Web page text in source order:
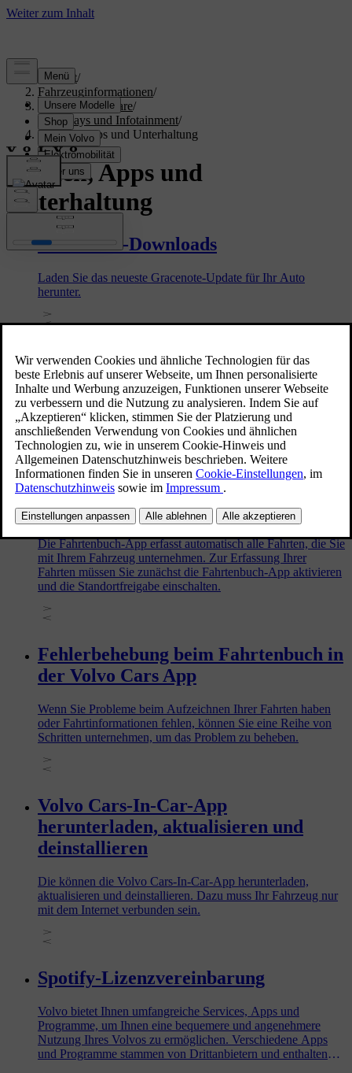
Support/
Fahrzeuginformationen/
Fahrzeug-Software/
Displays und Infotainment/
Medien, Apps und Unterhaltung
Medien, Apps und
Unterhaltung
Gracenote-Downloads
Laden Sie das neueste Gracenote-Update für Ihr Auto
herunter.
Apple Music in Ihrem Fahrzeug
Mit der Apple Music-App für das Fahrzeug können Sie im
Fahrzeug nach Belieben Titel, Wiedergabelisten und Live-
Radio hören.
Fahrtenbuch-App für Fahrzeug
einrichten
Die Fahrtenbuch-App erfasst automatisch alle Fahrten, die Sie
mit Ihrem Fahrzeug unternehmen. Zur Erfassung Ihrer
Fahrten müssen Sie zunächst die Fahrtenbuch-App aktivieren
und die Standortfreigabe einschalten.
Fehlerbehebung beim Fahrtenbuch in
der Volvo Cars App
Wenn Sie Probleme beim Aufzeichnen Ihrer Fahrten haben
oder Fahrtinformationen fehlen, können Sie eine Reihe von
Schritten unternehmen, um das Problem zu beheben.
Volvo Cars-In-Car-App
herunterladen, aktualisieren und
deinstallieren
Die können die Volvo Cars-In-Car-App herunterladen,
aktualisieren und deinstallieren. Dazu muss Ihr Fahrzeug nur
mit dem Internet verbunden sein.
Spotify-Lizenzvereinbarung
Volvo bietet Ihnen umfangreiche Services, Apps und
Programme, um Ihnen eine bequemere und angenehmere
Nutzung Ihres Volvos zu ermöglichen. Verschiedene Apps
und Programme stammen von Drittanbietern und enthalten